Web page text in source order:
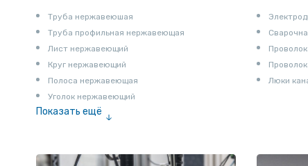
Труба нержавеюшая
Труба профильная нержавеющая
Лист нержавеющий
Круг нержавеющий
Полоса нержавеющая
Уголок нержавеющий
Показать ещё
Люки